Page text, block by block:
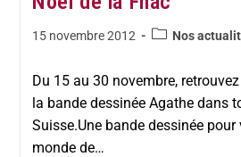
15 novembre 2012 Nos
Du 15 au 30 novembre,
la bande dessinée Agathe dans
Suisse.Une bande dessinée
monde de…